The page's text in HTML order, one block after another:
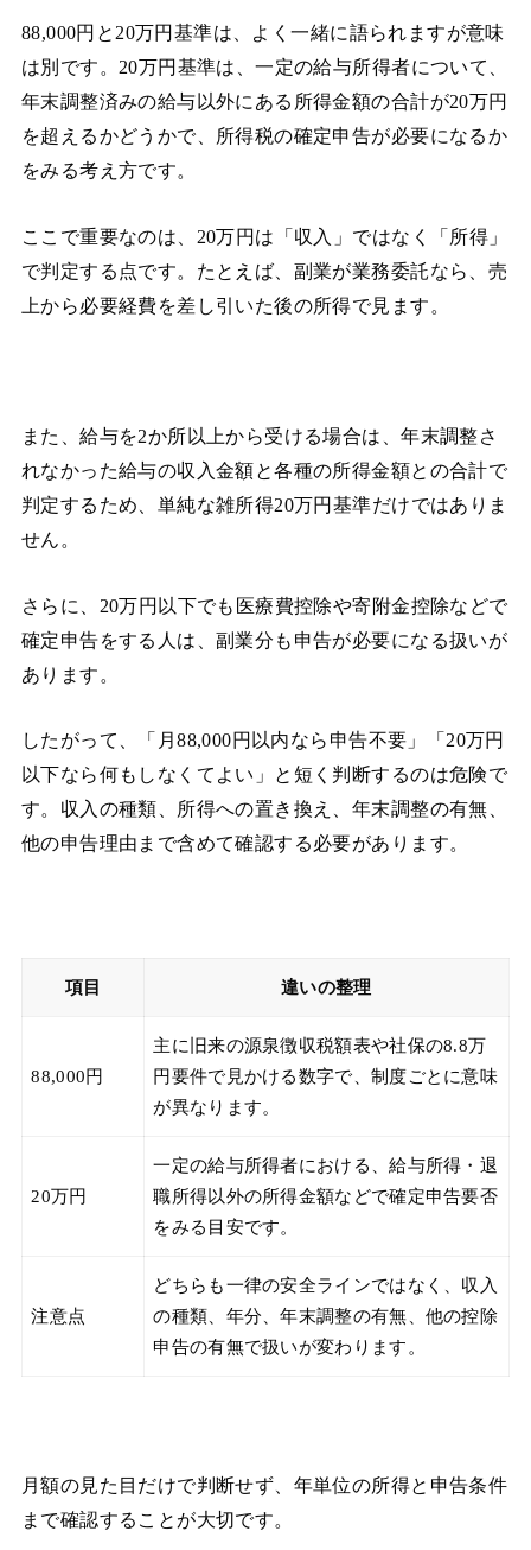
88,000円と20万円基準は、よく一緒に語られますが意味
は別です。20万円基準は、一定の給与所得者について、
年末調整済みの給与以外にある所得金額の合計が20万円
を超えるかどうかで、所得税の確定申告が必要になるか
をみる考え方です。
ここで重要なのは、20万円は「収入」ではなく「所得」
で判定する点です。たとえば、副業が業務委託なら、売
上から必要経費を差し引いた後の所得で見ます。
また、給与を2か所以上から受ける場合は、年末調整さ
れなかった給与の収入金額と各種の所得金額との合計で
判定するため、単純な雑所得20万円基準だけではありま
せん。
さらに、20万円以下でも医療費控除や寄附金控除などで
確定申告をする人は、副業分も申告が必要になる扱いが
あります。
したがって、「月88,000円以内なら申告不要」「20万円
以下なら何もしなくてよい」と短く判断するのは危険で
す。収入の種類、所得への置き換え、年末調整の有無、
他の申告理由まで含めて確認する必要があります。
項目 違いの整理
88,000円
主に旧来の源泉徴収税額表や社保の8.8万
円要件で見かける数字で、制度ごとに意味
が異なります。
20万円
一定の給与所得者における、給与所得・退
職所得以外の所得金額などで確定申告要否
をみる目安です。
注意点
どちらも一律の安全ラインではなく、収入
の種類、年分、年末調整の有無、他の控除
申告の有無で扱いが変わります。
月額の見た目だけで判断せず、年単位の所得と申告条件
まで確認することが大切です。